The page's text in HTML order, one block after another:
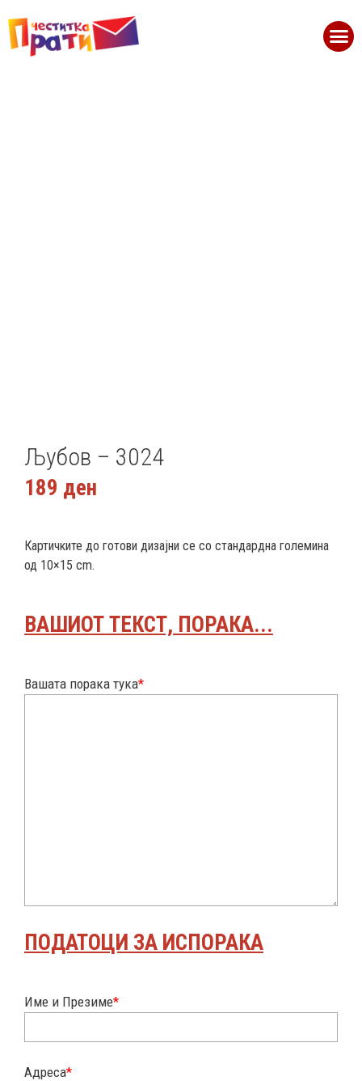
Љубов – 3024
189 ден
Картичките до готови дизајни се со стандардна големина
од 10×15 cm.
ВАШИОТ ТЕКСТ, ПОРАКА...
Вашата порака тука*
ПОДАТОЦИ ЗА ИСПОРАКА
Име и Презиме*
Адреса*